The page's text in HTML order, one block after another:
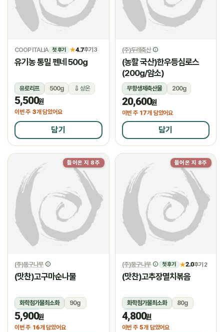
COOP ITALIA 첫 후기 ★4.7후기 3
유기농 통밀 펜네 500g
유로리프 500g 상온
5,500원
이번 주 3개 담았어요
담기
(주)두레축산
(농할 국산)한우등심로스
(200g/암소)
무항생제축산물
200g
냉장
20,600원
이번 주 17개 담았어요
담기
들어온 지 8주
(주)둥구나무
(맛찬)고구마순나물
화학첨가물최소화
90g
냉장
5,900원
이번 주 16개 담았어요
들어온 지 8주
(주)둥구나무 첫 후기 ★2.0후기 2
(맛찬)고추장멸치볶음
화학첨가물최소화
80g
냉장
4,800원
이번 주 5개 담았어요